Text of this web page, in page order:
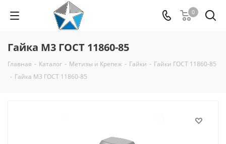
0
Гайка М3 ГОСТ 11860-85
Главная - Каталог - Метизы и Крепеж - Гайки - Гайки ГОСТ 11860-85
- Гайка М3 ГОСТ 11860-85